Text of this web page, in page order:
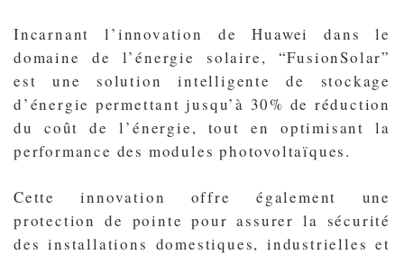
Incarnant l’innovation de Huawei dans le
domaine de l’énergie solaire, “FusionSolar”
est une solution intelligente de stockage
d’énergie permettant jusqu’à 30% de réduction
du coût de l’énergie, tout en optimisant la
performance des modules photovoltaïques.
Cette innovation offre également une
protection de pointe pour assurer la sécurité
des installations domestiques, industrielles et